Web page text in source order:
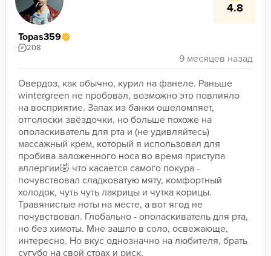
4.8
Topas359
208
Овердоз, как обычно, курил на фанеле. Раньше
wintergreen не пробовал, возможно это повлияло
на восприятие. Запах из банки ошеломляет,
отголоски звёздочки, но больше похоже на
ополаскиватель для рта и (не удивляйтесь)
массажный крем, который я использовал для
пробива заложенного носа во время приступа
аллергии🤣 что касается самого покура -
почувствовал сладковатую мяту, комфортный
холодок, чуть чуть лакрицы и чутка корицы.
Травянистые ноты на месте, а вот ягод не
почувствовал. Глобально - ополаскиватель для рта,
но без химоты. Мне зашло в соло, освежающе,
интересно. Но вкус однозначно на любителя, брать
сугубо на свой страх и риск.